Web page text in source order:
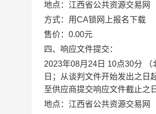
地点：江西省公共资源交易网
方式：用CA锁网上报名下载
售价：0.00元
四、响应文件提交：
2023年08月24日 10点30分
日；从谈判文件开始发出之日
至供应商提交响应文件截止之
地点：江西省公共资源交易网